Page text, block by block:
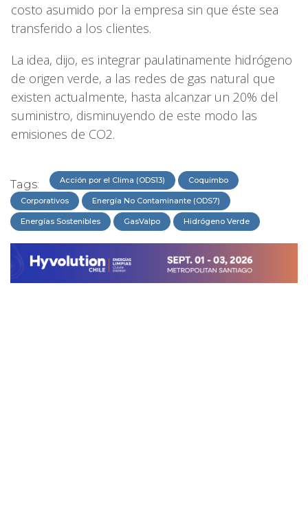
costo asumido por la empresa sin que éste sea
transferido a los clientes.
La idea, dijo, es integrar paulatinamente hidrógeno
de origen verde, a las redes de gas natural que
existen actualmente, hasta alcanzar un 20% del
suministro, disminuyendo de este modo las
emisiones de CO2.
Tags: Acción por el Clima (ODS13) Coquimbo
Corporativos Energía No Contaminante (ODS7)
Energías Sostenibles GasValpo Hidrógeno Verde